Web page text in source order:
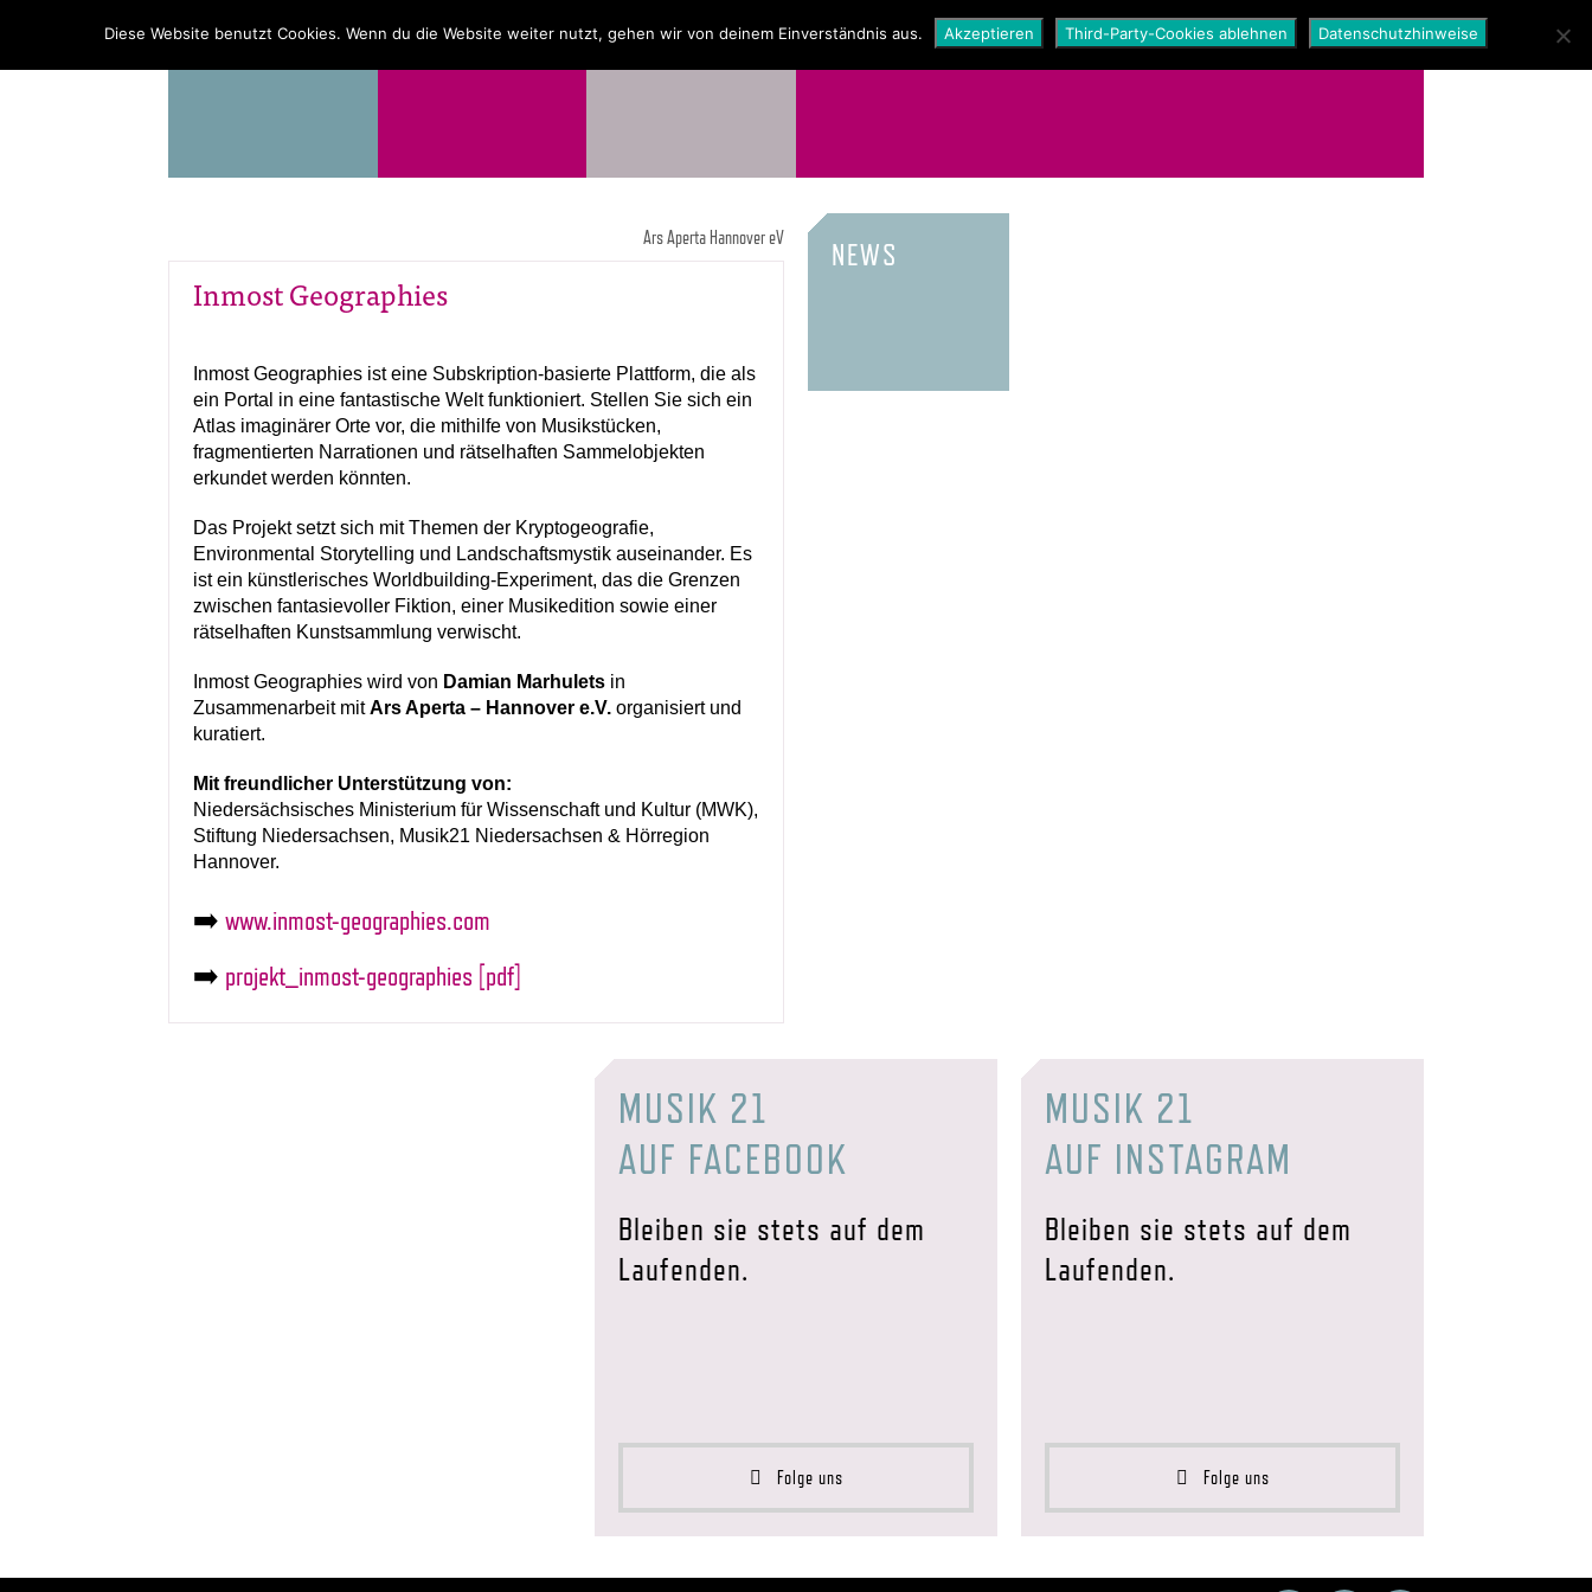
PROGRAMM ÜBER UNS NEWS SHOP
Ars Aperta Hannover eV
Inmost Geographies
Inmost Geographies ist eine Subskription-basierte Plattform, die als
ein Portal in eine fantastische Welt funktioniert. Stellen Sie sich ein
Atlas imaginärer Orte vor, die mithilfe von Musikstücken,
fragmentierten Narrationen und rätselhaften Sammelobjekten
erkundet werden könnten.
Das Projekt setzt sich mit Themen der Kryptogeografie,
Environmental Storytelling und Landschaftsmystik auseinander. Es
ist ein künstlerisches Worldbuilding-Experiment, das die Grenzen
zwischen fantasievoller Fiktion, einer Musikedition sowie einer
rätselhaften Kunstsammlung verwischt.
Inmost Geographies wird von Damian Marhulets in
Zusammenarbeit mitArs Aperta – Hannover e.V. organisiert und
kuratiert.
Mit freundlicher Unterstützung von:
Niedersächsisches Ministerium für Wissenschaft und Kultur (MWK),
Stiftung Niedersachsen, Musik21 Niedersachsen & Hörregion
Hannover.
➡️ www.inmost-geographies.com
➡️ projekt_inmost-geographies [pdf]
NEWS
MUSIK 21
AUF FACEBOOK
Bleiben sie stets auf dem
Laufenden.
Folge uns
MUSIK 21
AUF INSTAGRAM
Bleiben sie stets auf dem
Laufenden.
Folge uns
Diese Website benutzt Cookies. Wenn du die Website weiter nutzt, gehen wir von deinem Einverständnis aus. Akzeptieren Third-Party-Cookies ablehnen Datenschutzhinweise